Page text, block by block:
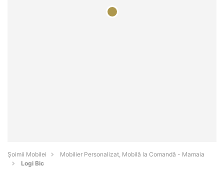
Șoimii Mobilei
Mobilier Personalizat, Mobilă la Comandă - Mamaia
Logi Bic